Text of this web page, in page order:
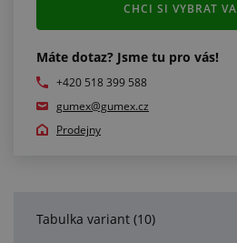
Máte dotaz? Jsme tu pro vás!
+420 518 399 588
gumex@gumex.cz
Prodejny
CHCI SI VYBRAT
Tabulka variant (10)